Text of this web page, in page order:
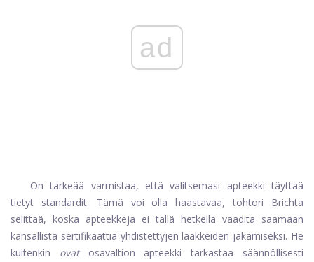
ad
On tärkeää varmistaa, että valitsemasi apteekki täyttää
tietyt standardit. Tämä voi olla haastavaa, tohtori Brichta
selittää, koska apteekkeja ei tällä hetkellä vaadita saamaan
kansallista sertifikaattia yhdistettyjen lääkkeiden jakamiseksi. He
kuitenkin
ovat
osavaltion apteekki tarkastaa säännöllisesti